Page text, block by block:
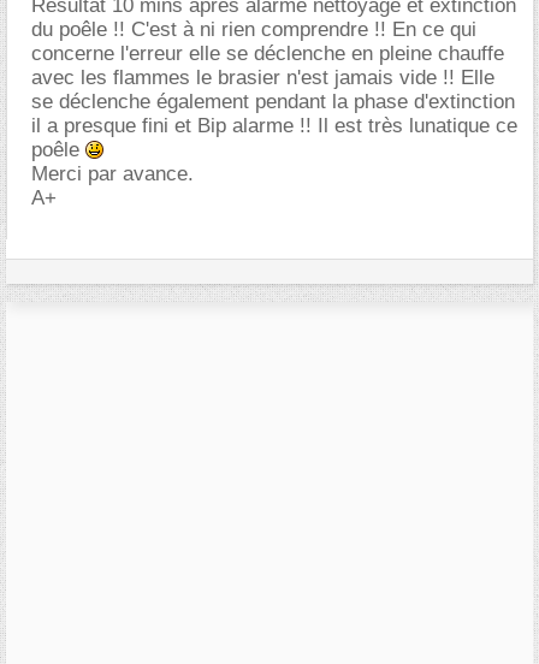
Résultat 10 mins après alarme nettoyage et extinction
du poêle !! C'est à ni rien comprendre !! En ce qui
concerne l'erreur elle se déclenche en pleine chauffe
avec les flammes le brasier n'est jamais vide !! Elle
se déclenche également pendant la phase d'extinction
il a presque fini et Bip alarme !! Il est très lunatique ce
poêle
Merci par avance.
A+